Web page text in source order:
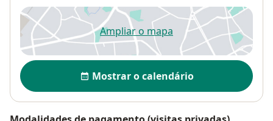
Ampliar o mapaabre num novo separador
Disponibilidade
Mostrar o calendário